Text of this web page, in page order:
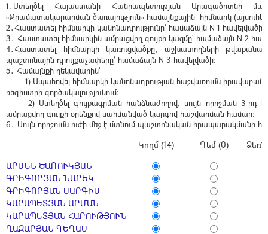
1․Ստեղծել Հայաստանի Հանրապետության Արագածոտնի
«Ջրամատակարարման ծառայություն» համայնքային հիմնարկ
2․Հաստատել հիմնարկի կանոնադրությունը՝ համաձայն N 1 հավելվածի։
3․ Հաստատել հիմնարկին ամրացվող գույքի կազմը՝ համաձայն N 2
4․Հաստատել հիմնարկի կառուցվածքը, աշխատողների
պաշտոնային դրույքաչափերը՝ համաձայն N 3 հավելվածի։
5․ Համայնքի ղեկավարին՝
1) Ապահովել հիմնարկի կանոնադրության հաշվառումն
ռեգիստրի գործակալությունում։
2) Ստեղծել գույքագրման հանձնաժողով, սույն որոշման 3-րդ
ամրացվող գույքի օրենքով սահմանված կարգով հաշվառման համար։
6․ Սույն որոշումն ուժի մեջ է մտնում պաշտոնական հրապարակմանը
Կողմ (14) Դեմ (0)
ԱՐՄԵՆ ԾԱՌՈՒԿՅԱՆ
ԳՐԻԳՈՐՅԱՆ ՆԱՐԵԿ
ԳՐԻԳՈՐՅԱՆ ՍԱՐԳԻՍ
ԿԱՐԱՊԵՏՅԱՆ ԱՐՄԱՆ
ԿԱՐԱՊԵՏՅԱՆ ՀԱՐՈՒԹՅՈՒՆ
ՂԱԶԱՐՅԱՆ ԳԵՂԱՄ